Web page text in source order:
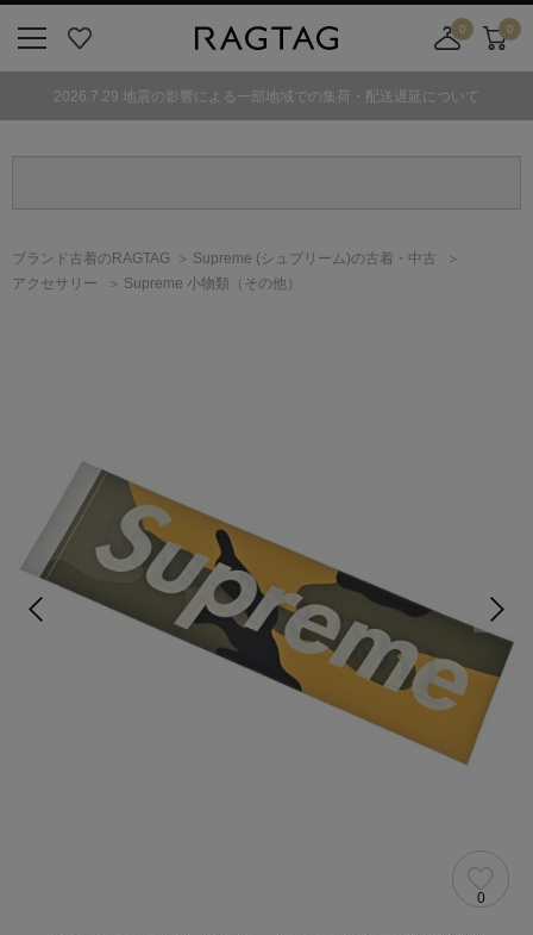
気
0
舗
カ
0
2026.7.29 地震の影響による一部地域での集荷・配送遅延について
ブランド古着のRAGTAG Supreme (シュプリーム)の古着・中古
アクセサリー
Supreme 小物類（その他）
0